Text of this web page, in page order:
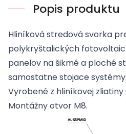
Popis produktu
Hliníková stredová svorka
polykryštalických
panelov na šikmé a ploché
samostatne stojace systémy.
Vyrobené z hliníkovej zliatiny
Montážny otvor M8.